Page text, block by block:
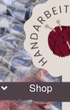
Shop